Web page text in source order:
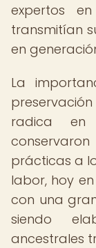
expertos
transmitían
en
La
radica en
prácticas a
labor, hoy
con una
siendo
ancestrales